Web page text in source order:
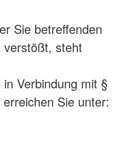
Sie betreffenden
verstößt, steht
Verbindung mit §
Sie unter: